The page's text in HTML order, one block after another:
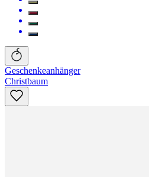
Geschenkeanhänger
Christbaum